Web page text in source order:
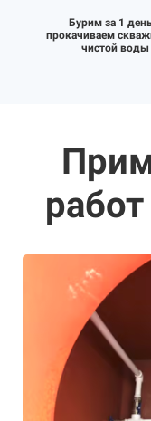
Бурим за 1
прокачиваем
чистой воды